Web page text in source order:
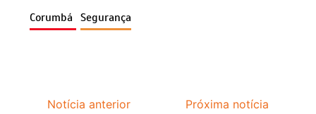
Corumbá Segurança
Notícia anterior Próxima notícia